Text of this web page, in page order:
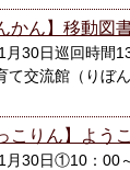
かん】移動図
月30日巡回時間
て交流館（りぼ
こりん】よう
月30日①10：